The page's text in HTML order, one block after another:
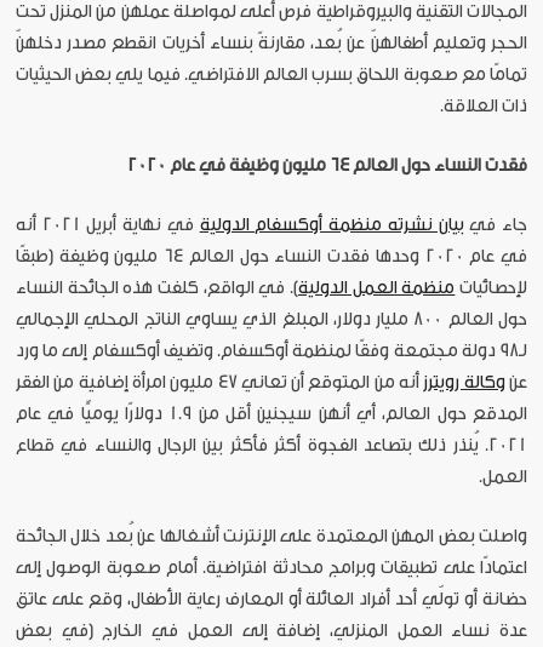
المجالات التقنية والبيروقراطية فرص أعلى لمواصلة عملهنّ من المنزل تحت
الحجر وتعليم أطفالهنّ عن بُعد، مقارنةً بنساء أخريات انقطع مصدر دخلهنّ
تمامًا مع صعوبة اللحاق بسرب العالم الافتراضي. فيما يلي بعض الحيثيات
ذات العلاقة.
فقدت النساء حول العالم 64 مليون وظيفة في عام 2020
جاء في بيان نشرته منظمة أوكسفام الدولية
في نهاية أبريل 2021 أنه
في عام 2020 وحدها فقدت النساء حول العالم 64 مليون وظيفة (طبقًا
لإحصائيات منظمة العمل الدولية). في الواقع، كلفت هذه الجائحة النساء
حول العالم 800 مليار دولار، المبلغ الذي يساوي الناتج المحلي الإجمالي
لـ98 دولة مجتمعة وفقًا لمنظمة أوكسفام. وتضيف أوكسفام إلى ما ورد
عن وكالة رويترز
أنه من المتوقع أن تعاني 47 مليون امرأة إضافية من الفقر
المدقع حول العالم، أي أنهن سيجنين أقل من 1.9 دولارًا يوميًّا في عام
2021. يُنذر ذلك بتصاعد الفجوة أكثر فأكثر بين الرجال والنساء في قطاع
العمل.
واصلت بعض المهن المعتمدة على الإنترنت أشغالها عن بُعد خلال الجائحة
اعتمادًا على تطبيقات وبرامج محادثة افتراضية. أمام صعوبة الوصول إلى
حضانة أو تولّي أحد أفراد العائلة أو المعارف رعاية الأطفال، وقع على عاتق
عدة نساء العمل المنزلي، إضافة إلى العمل في الخارج (في بعض